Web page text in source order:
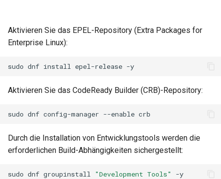
Rocky Linux
Mirror Management
Repositories
Security
Aktivieren Sie das EPEL-Repository (Extra Packages for
Enterprise Linux):
sudo dnf install epel-release
Aktivieren Sie das CodeReady Builder (CRB)-Repository:
sudo dnf config-manager --enable
Durch die Installation von Entwicklungstools werden die
erforderlichen Build-Abhängigkeiten sichergestellt:
sudo dnf groupinstall "Development Tools"